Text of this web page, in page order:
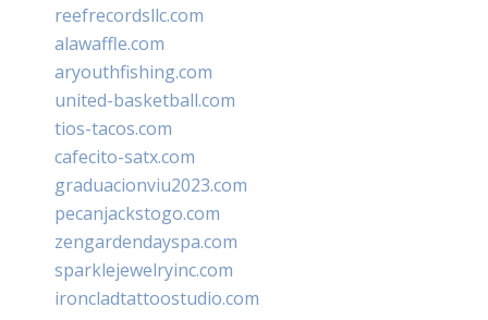
reefrecordsllc.com
alawaffle.com
aryouthfishing.com
united-basketball.com
tios-tacos.com
cafecito-satx.com
graduacionviu2023.com
pecanjackstogo.com
zengardendayspa.com
sparklejewelryinc.com
ironcladtattoostudio.com